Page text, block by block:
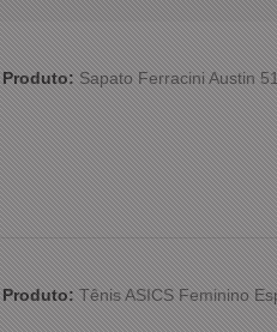
Produto:Sapato Ferracini Austin
Produto:Tênis ASICS Feminino